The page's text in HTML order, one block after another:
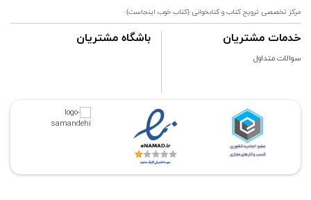
مرکز تخصصی ترویج کتاب و کتابخوانی {کتاب خوب اینجاست}
خدمات مشتریان
سوالات متداول
باشگاه مشتریان